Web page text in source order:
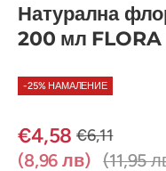
Натурална
200 мл
-25% НАМАЛЕНИЕ
€4,58 €6,11
(8,96 лв) (11,95